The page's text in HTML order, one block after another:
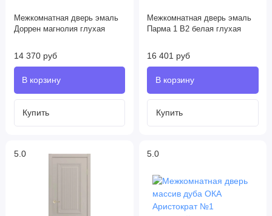
Межкомнатная дверь эмаль
Доррен магнолия глухая
14 370 руб
Межкомнатная дверь эмаль
Парма 1 В2 белая глухая
16 401 руб
5.0 5.0